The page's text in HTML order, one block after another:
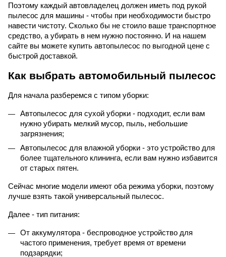
Поэтому каждый автовладелец должен иметь под рукой
пылесос для машины - чтобы при необходимости быстро
навести чистоту. Сколько бы не стоило ваше транспортное
средство, а убирать в нем нужно постоянно. И на нашем
сайте вы можете купить автопылесос по выгодной цене с
быстрой доставкой.
Как выбрать автомобильный пылесос
Для начала разберемся с типом уборки:
Автопылесос для сухой уборки - подходит, если вам
нужно убирать мелкий мусор, пыль, небольшие
загрязнения;
Автопылесос для влажной уборки - это устройство для
более тщательного клининга, если вам нужно избавится
от старых пятен.
Сейчас многие модели имеют оба режима уборки, поэтому
лучше взять такой универсальный пылесос.
Далее - тип питания:
От аккумулятора - беспроводное устройство для
частого применения, требует время от времени
подзарядки;